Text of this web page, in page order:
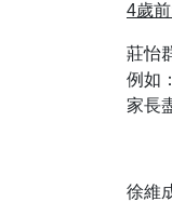
4歲
莊怡
例如
家長
徐維